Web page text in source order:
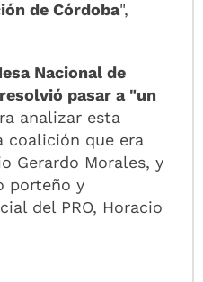
de Córdoba",
Nacional de
pasar a "un
analizar esta
coalición que era
Gerardo Morales, y
porteño y
del PRO, Horacio